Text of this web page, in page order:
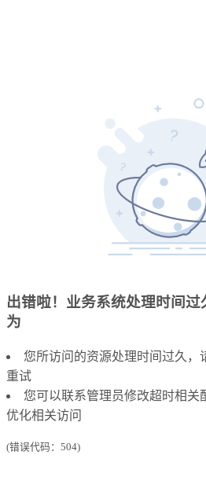
出错啦！业务系统处理时间过
为
您所访问的资源处理时间过久，
重试
您可以联系管理员修改超时相关
优化相关访问
(错误代码：504)